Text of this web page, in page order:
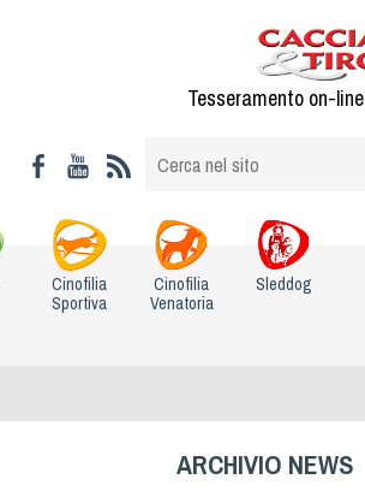
Tesseramento on-line
Cinofilia
Sportiva
Cinofilia
Venatoria
Sleddog
ARCHIVIO NEWS